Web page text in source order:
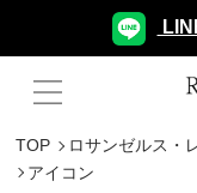
TOP ロサンゼルス・
アイコン